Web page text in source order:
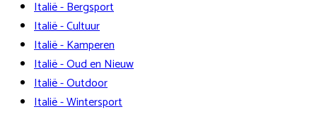
Italië - Bergsport
Italië - Cultuur
Italië - Kamperen
Italië - Oud en Nieuw
Italië - Outdoor
Italië - Wintersport